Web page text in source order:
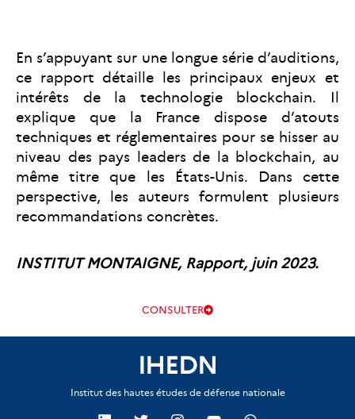
En s’appuyant sur une longue série d’auditions,
ce rapport détaille les principaux enjeux et
intérêts de la technologie blockchain. Il
explique que la France dispose d’atouts
techniques et réglementaires pour se hisser au
niveau des pays leaders de la blockchain, au
même titre que les États-Unis. Dans cette
perspective, les auteurs formulent plusieurs
recommandations concrètes.
INSTITUT MONTAIGNE, Rapport, juin 2023.
CONSULTER
IHEDN
Institut des hautes études de défense nationale